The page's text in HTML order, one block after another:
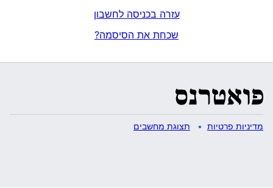
עזרה בכניסה לחשבון
שכחת את הסיסמה?
מדיניות פרטיות תצוגת מחשבים